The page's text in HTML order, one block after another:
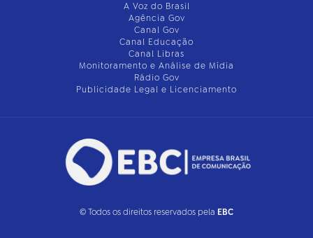
A Voz do Brasil
Agência Gov
Canal Gov
Canal Educação
Canal Libras
Monitoramento e Análise de Mídia
Rádio Gov
Publicidade Legal e Licenciamento
© Todos os direitos reservados pela EBC